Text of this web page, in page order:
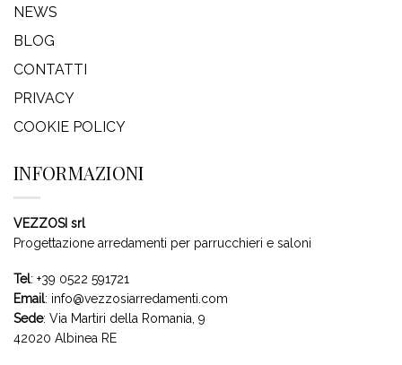
NEWS
BLOG
CONTATTI
PRIVACY
COOKIE POLICY
INFORMAZIONI
VEZZOSI srl
Progettazione arredamenti per parrucchieri e saloni
Tel: +39 0522 591721
Email: info@vezzosiarredamenti.com
Sede: Via Martiri della Romania, 9
42020 Albinea RE